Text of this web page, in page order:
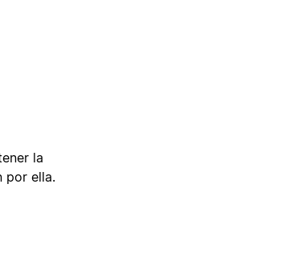
la
por ella.